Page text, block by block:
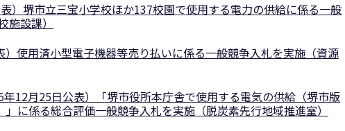
表）堺市立三宝小学校ほか137校園で使用する電力の供給に係る一般
施設課）
）使用済小型電子機器等売り払いに係る一般競争入札を実施（資源
年12月25日公表）「堺市役所本庁舎で使用する電気の供給（堺市版
」に係る総合評価一般競争入札を実施（脱炭素先行地域推進室）